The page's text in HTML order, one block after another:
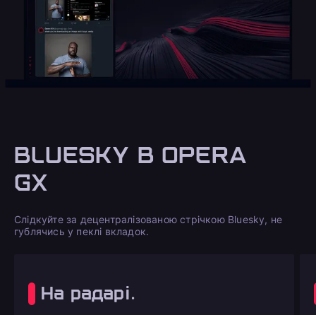
BLUESKY В OPERA
GX
Слідкуйте за децентралізованою стрічкою Bluesky, не
гублячись у пеклі вкладок.
На радарі.